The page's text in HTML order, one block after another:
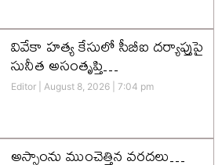
వివేకా హత్య కేసులో సీబీఐ దర్యాప్తుపై
సునీత అసంతృప్తి…
Editor August 8, 2026 7:04 pm
అస్సాంను ముంచెత్తిన వరదలు…